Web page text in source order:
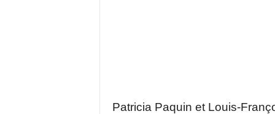
Patricia Paquin et Louis-